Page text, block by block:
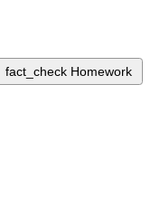
fact_check Homework